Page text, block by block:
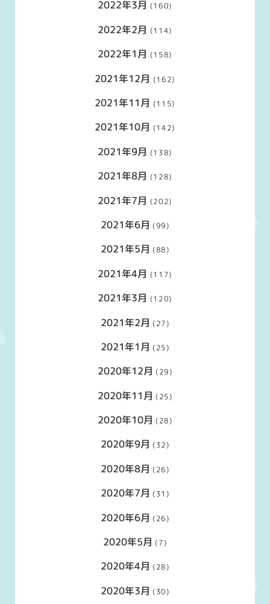
2022年3月 (160)
2022年2月 (114)
2022年1月 (158)
2021年12月 (162)
2021年11月 (115)
2021年10月 (142)
2021年9月 (138)
2021年8月 (128)
2021年7月 (202)
2021年6月 (99)
2021年5月 (88)
2021年4月 (117)
2021年3月 (120)
2021年2月 (27)
2021年1月 (25)
2020年12月 (29)
2020年11月 (25)
2020年10月 (28)
2020年9月 (32)
2020年8月 (26)
2020年7月 (31)
2020年6月 (26)
2020年5月 (7)
2020年4月 (28)
2020年3月 (30)